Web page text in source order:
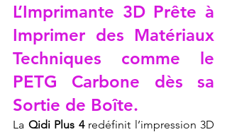
L’Imprimante 3D Prête à
Imprimer des Matériaux
Techniques comme le
PETG Carbone dès sa
Sortie de Boîte.
La Qidi Plus 4 redéfinit l’impression 3D